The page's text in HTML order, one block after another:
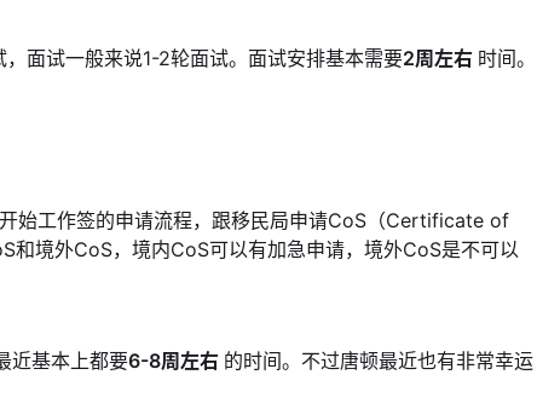
面试一般来说1-2轮面试。面试安排基本需要2周左右 时间。
始工作签的申请流程，跟移民局申请CoS（Certificate of
境外CoS，境内CoS可以有加急申请，境外CoS是不可以
近基本上都要6-8周左右 的时间。不过唐顿最近也有非常幸运